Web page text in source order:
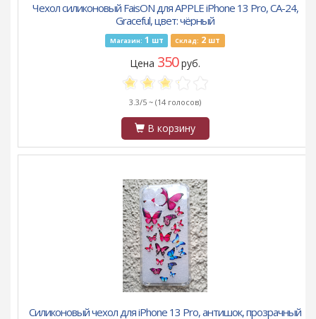
Чехол силиконовый FaisON для APPLE iPhone 13 Pro, CA-24,
Graceful, цвет: чёрный
Магазин: 1 шт Склад: 2 шт
Цена 350руб.
3.3/5 ~ (14 голосов)
В корзину
Силиконовый чехол для iPhone 13 Pro, антишок, прозрачный